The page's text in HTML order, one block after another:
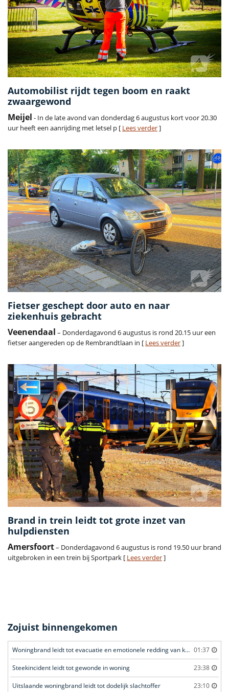
Automobilist rijdt tegen boom en raakt
zwaargewond
Meijel - In de late avond van donderdag 6 augustus kort voor 20.30
uur heeft een aanrijding met letsel p [ Lees verder]
Fietser geschept door auto en naar
ziekenhuis gebracht
Veenendaal – Donderdagavond 6 augustus is rond 20.15 uur een
fietser aangereden op de Rembrandtlaan in [ Lees verder]
Brand in trein leidt tot grote inzet van
hulpdiensten
Amersfoort– Donderdagavond 6 augustus is rond 19.50 uur brand
uitgebroken in een trein bij Sportpark [ Lees verder]
Zojuist binnengekomen
Woningbrand leidt tot evacuatie en emotionele redding van kat 01:37
Steekincident leidt tot gewonde in woning 23:38
Uitslaande woningbrand leidt tot dodelijk slachtoffer 23:10